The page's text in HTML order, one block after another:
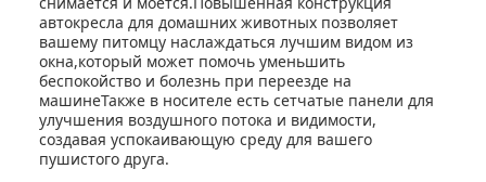
автокресла для домашних животных позволяет
вашему питомцу наслаждаться лучшим видом из
окна,который может помочь уменьшить
беспокойство и болезнь при переезде на
машинеТакже в носителе есть сетчатые панели для
улучшения воздушного потока и видимости,
создавая успокаивающую среду для вашего
пушистого друга.